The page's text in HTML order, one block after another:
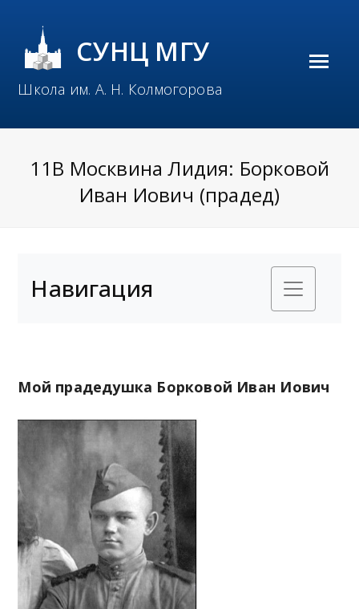
СУНЦ МГУ
Школа им. А. Н. Колмогорова
O
e
e
11В Москвина Лидия: Борковой
Иван Иович (прадед)
Навигация
Мой прадедушка Борковой Иван Иович